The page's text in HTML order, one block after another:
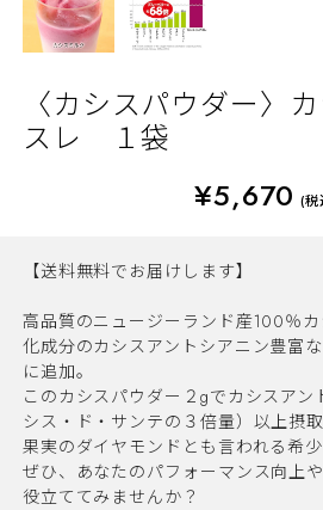
〈カシスパウダー〉
スレ １袋
¥5,670 (税
【送料無料でお届けします】
高品質のニュージーランド産100％
化成分のカシスアントシアニン豊富
に追加。
このカシスパウダー２gでカシスアン
シス・ド・サンテの３倍量）以上摂取
果実のダイヤモンドとも言われる希
ぜひ、あなたのパフォーマンス向上
役立ててみませんか？